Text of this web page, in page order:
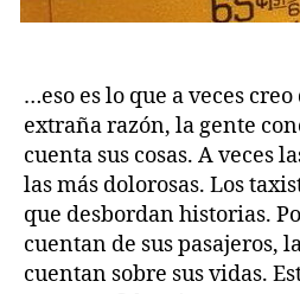
…eso es lo que a veces
extraña razón, la gente
cuenta sus cosas. A veces
las más dolorosas. Los
que desbordan historias.
cuentan de sus pasajeros,
cuentan sobre sus vidas.